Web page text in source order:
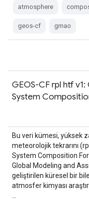
atmosphere
geos-cf gmao
GEOS-CF rpl htf
System
Bu veri kümesi, yüksek
meteorolojik tekrarını
System Composition
Global Modeling and
geliştirilen küresel bir
atmosfer kimyası